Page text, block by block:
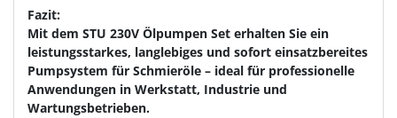
Fazit:
Mit dem STU 230V Ölpumpen Set erhalten Sie ein
leistungsstarkes, langlebiges und sofort einsatzbereites
Pumpsystem für Schmieröle – ideal für professionelle
Anwendungen in Werkstatt, Industrie und
Wartungsbetrieben.